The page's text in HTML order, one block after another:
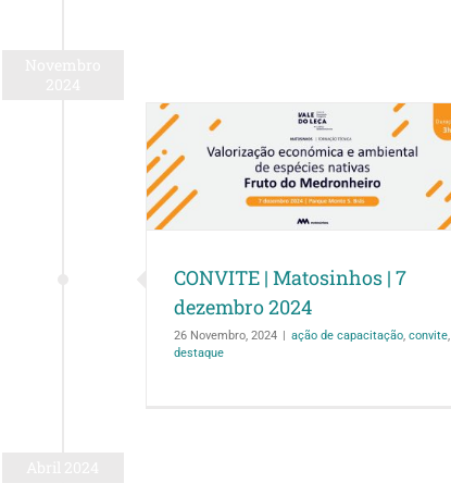
CONVITE | Matosinhos | 7
dezembro 2024
26 Novembro, 2024 | ação de capacitação,convite,
destaque